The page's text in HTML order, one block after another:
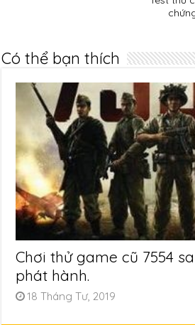
Có thể bạn thích
Chơi thử game cũ 7554
phát hành.
18 Tháng Tư, 2019